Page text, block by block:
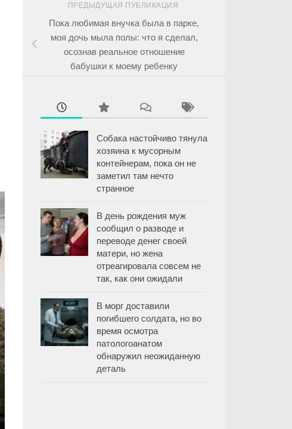
ПРЕДЫДУЩАЯ ПУБЛИКАЦИЯ
Пока любимая внучка была в парке,
моя дочь мыла полы: что я сделал,
осознав реальное отношение
бабушки к моему ребенку
Собака настойчиво тянула
хозяина к мусорным
контейнерам, пока он не
заметил там нечто
странное
В день рождения муж
сообщил о разводе и
переводе денег своей
матери, но жена
отреагировала совсем не
так, как они ожидали
В морг доставили
погибшего солдата, но во
время осмотра
патологоанатом
обнаружил неожиданную
деталь